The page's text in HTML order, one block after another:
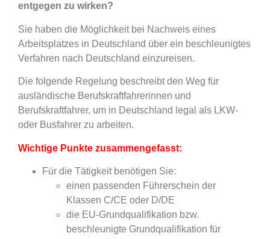
entgegen zu wirken?
Sie haben die Möglichkeit bei Nachweis eines
Arbeitsplatzes in Deutschland über ein beschleunigtes
Verfahren nach Deutschland einzureisen.
Die folgende Regelung beschreibt den Weg für
ausländische Berufskraftfahrerinnen und
Berufskraftfahrer, um in Deutschland legal als LKW-
oder Busfahrer zu arbeiten.
Wichtige Punkte zusammengefasst:
Für die Tätigkeit benötigen Sie:
einen passenden Führerschein der
Klassen C/CE oder D/DE
die EU-Grundqualifikation bzw.
beschleunigte Grundqualifikation für